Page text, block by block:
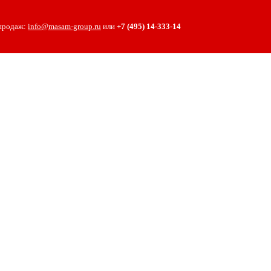
info@masam-group.ru или +7 (495) 14‑333‑14